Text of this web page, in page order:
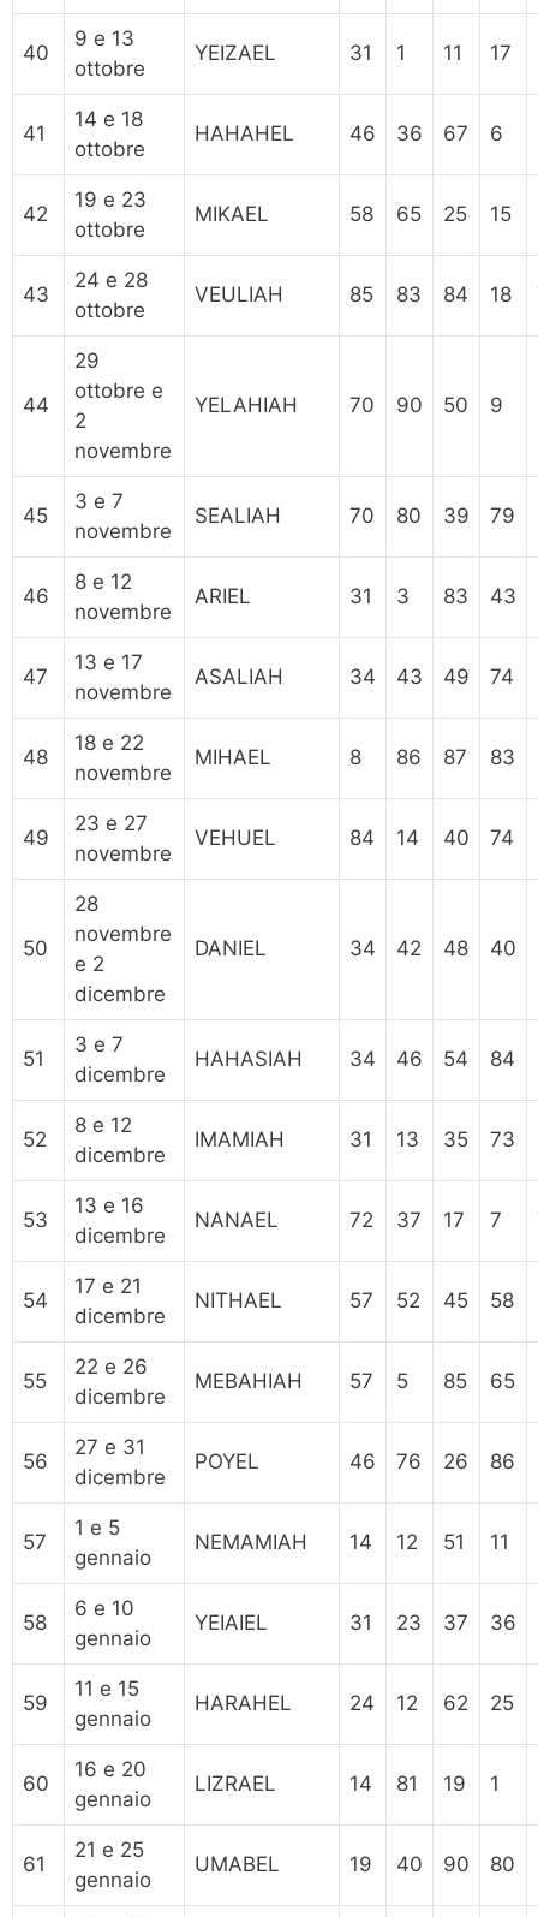
40
9 e 13
ottobre
YEIZAEL 31 1 11 17
41
14 e 18
ottobre
HAHAHEL 46 36 67 6
42
19 e 23
ottobre
MIKAEL 58 65 25 15
43
24 e 28
ottobre
VEULIAH 85 83 84 18
44
29
ottobre e
2
novembre
YELAHIAH 70 90 50 9
45
3 e 7
novembre
SEALIAH 70 80 39 79
46
8 e 12
novembre
ARIEL 31 3 83 43
47
13 e 17
novembre
ASALIAH 34 43 49 74
48
18 e 22
novembre
MIHAEL 8 86 87 83
49
23 e 27
novembre
VEHUEL 84 14 40 74
50
28
novembre
e 2
dicembre
DANIEL 34 42 48 40
51
3 e 7
dicembre
HAHASIAH 34 46 54 84
52
8 e 12
dicembre
IMAMIAH 31 13 35 73
53
13 e 16
dicembre
NANAEL 72 37 17 7
54
17 e 21
dicembre
NITHAEL 57 52 45 58
55
22 e 26
dicembre
MEBAHIAH 57 5 85 65
56
27 e 31
dicembre
POYEL 46 76 26 86
57
1 e 5
gennaio
NEMAMIAH 14 12 51 11
58
6 e 10
gennaio
YEIAIEL 31 23 37 36
59
11 e 15
gennaio
HARAHEL 24 12 62 25
60
16 e 20
gennaio
LIZRAEL 14 81 19 1
61
21 e 25
gennaio
UMABEL 19 40 90 80